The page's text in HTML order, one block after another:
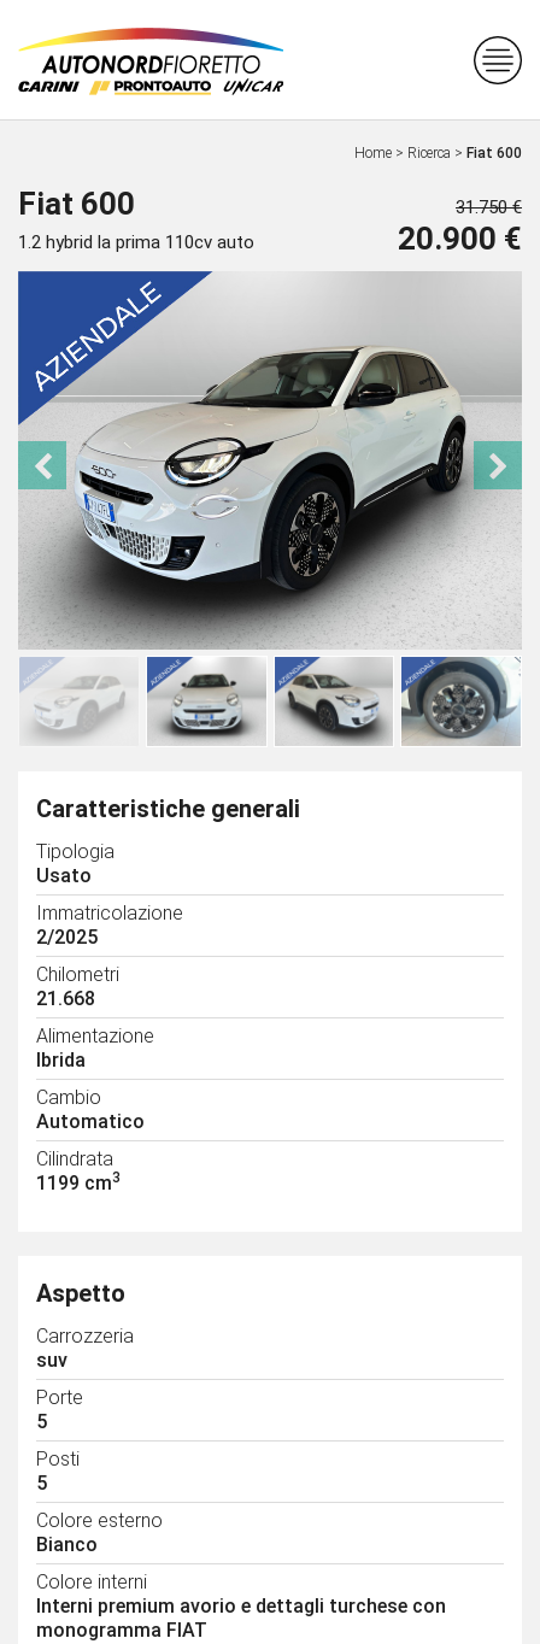
Home > Ricerca > Fiat 600
Fiat 600
1.2 hybrid la prima 110cv auto
31.750 €
20.900 €
Caratteristiche generali
Tipologia
Usato
Immatricolazione
2/2025
Chilometri
21.668
Alimentazione
Ibrida
Cambio
Automatico
Cilindrata
1199 cm3
Aspetto
Carrozzeria
suv
Porte
5
Posti
5
Colore esterno
Bianco
Colore interni
Interni premium avorio e dettagli turchese con
monogramma FIAT